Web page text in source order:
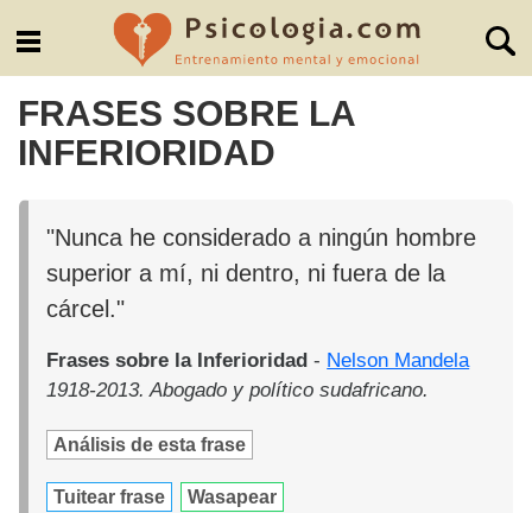
FRASES SOBRE LA
INFERIORIDAD
"Nunca he considerado a ningún hombre
superior a mí, ni dentro, ni fuera de la
cárcel."
Frases sobre la Inferioridad - Nelson Mandela
1918-2013. Abogado y político sudafricano.
Análisis de esta frase
Tuitear frase Wasapear